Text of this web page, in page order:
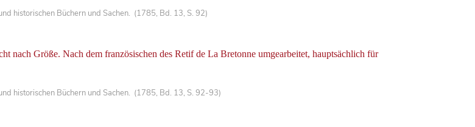
historischen Büchern und Sachen. (1785, Bd. 13, S. 92)
nach Größe. Nach dem französischen des Retif de La Bretonne umgearbeitet, hauptsächlich für
historischen Büchern und Sachen. (1785, Bd. 13, S. 92-93)